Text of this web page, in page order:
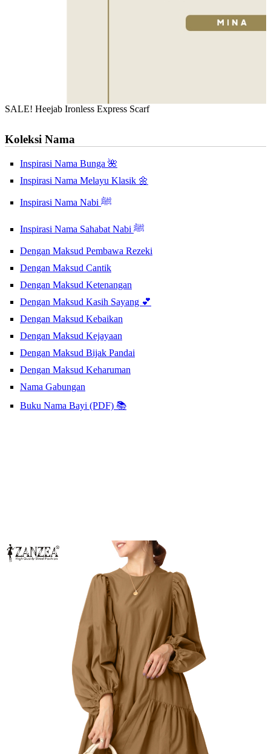
SALE! Heejab Ironless Express Scarf
Koleksi Nama
Inspirasi Nama Bunga 🌺
Inspirasi Nama Melayu Klasik 🌼
Inspirasi Nama Nabi ﷺ
Inspirasi Nama Sahabat Nabi ﷺ
Dengan Maksud Pembawa Rezeki
Dengan Maksud Cantik
Dengan Maksud Ketenangan
Dengan Maksud Kasih Sayang 💕
Dengan Maksud Kebaikan
Dengan Maksud Kejayaan
Dengan Maksud Bijak Pandai
Dengan Maksud Keharuman
Nama Gabungan
Buku Nama Bayi (PDF) 📚